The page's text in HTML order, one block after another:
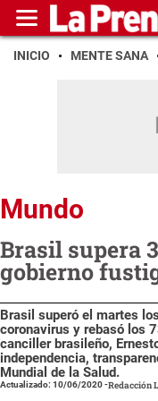
INICIO MENTE SANA
Mundo
Brasil supera
gobierno
Brasil superó el martes
coronavirus y rebasó los
canciller brasileño,
independencia,
Mundial de la Salud.
Actualizado: 10/06/2020-Redacción